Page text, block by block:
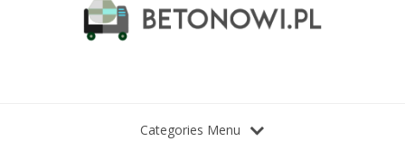
Categories Menu